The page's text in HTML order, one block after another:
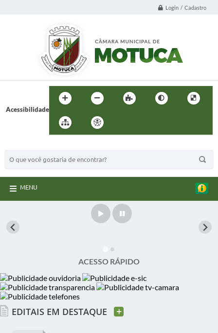
Login / Cadastro
Acessibilidade
MENU
ACESSO RÁPIDO
EDITAIS EM DESTAQUE +